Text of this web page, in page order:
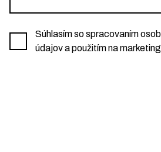
Súhlasím so spracovaním
údajov a použitím na